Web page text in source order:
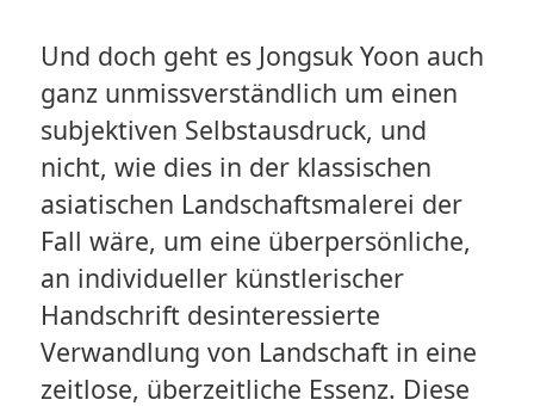
Und doch geht es Jongsuk Yoon auch
ganz unmissverständlich um einen
subjektiven Selbstausdruck, und
nicht, wie dies in der klassischen
asiatischen Landschaftsmalerei der
Fall wäre, um eine überpersönliche,
an individueller künstlerischer
Handschrift desinteressierte
Verwandlung von Landschaft in eine
zeitlose, überzeitliche Essenz. Diese